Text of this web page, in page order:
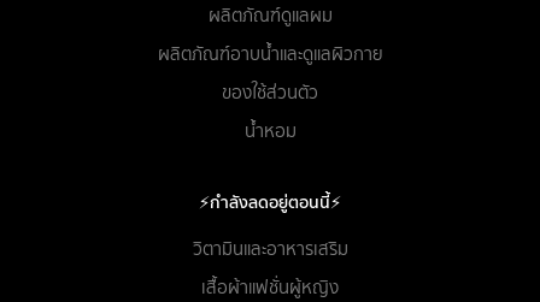
ผลิตภัณฑ์ดูแลผม
ผลิตภัณฑ์อาบน้ำและดูแลผิวกาย
ของใช้ส่วนตัว
น้ำหอม
⚡กำลังลดอยู่ตอนนี้⚡
วิตามินและอาหารเสริม
เสื้อผ้าแฟชั่นผู้หญิง